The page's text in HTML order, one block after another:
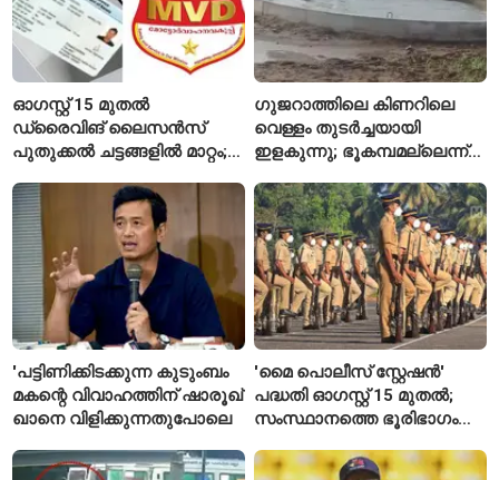
ഓഗസ്റ്റ് 15 മുതൽ
ഡ്രൈവിങ് ലൈസൻസ്
പുതുക്കൽ ചട്ടങ്ങളിൽ മാറ്റം;
അറിയേണ്ട രണ്ട് പ്രധാന
കാര്യങ്ങൾ
ഗുജറാത്തിലെ കിണറിലെ
വെള്ളം തുടർച്ചയായി
ഇളകുന്നു; ഭൂകമ്പമല്ലെന്ന്
'പട്ടിണിക്കിടക്കുന്ന കുടുംബം
മകന്റെ വിവാഹത്തിന് ഷാരൂഖ്
ഖാനെ വിളിക്കുന്നതുപോലെ
'മൈ പൊലീസ് സ്റ്റേഷൻ'
പദ്ധതി ഓഗസ്റ്റ് 15 മുതൽ;
സംസ്ഥാനത്തെ ഭൂരിഭാഗം
എസ്‌ഐമാർക്ക്